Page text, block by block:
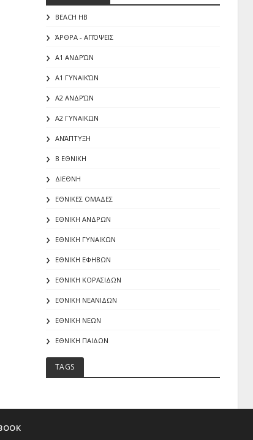
BEACH HB
ΆΡΘΡΑ - ΑΠΌΨΕΙΣ
Α1 ΑΝΔΡΏΝ
Α1 ΓΥΝΑΙΚΏΝ
Α2 ΑΝΔΡΏΝ
Α2 ΓΥΝΑΙΚΩΝ
ΑΝΆΠΤΥΞΗ
Β ΕΘΝΙΚΗ
ΔΙΕΘΝΗ
ΕΘΝΙΚΕΣ ΟΜΑΔΕΣ
ΕΘΝΙΚΗ ΑΝΔΡΩΝ
ΕΘΝΙΚΗ ΓΥΝΑΙΚΩΝ
ΕΘΝΙΚΗ ΕΦΗΒΩΝ
ΕΘΝΙΚΗ ΚΟΡΑΣΙΔΩΝ
ΕΘΝΙΚΗ ΝΕΑΝΙΔΩΝ
ΕΘΝΙΚΗ ΝΕΩΝ
ΕΘΝΙΚΗ ΠΑΙΔΩΝ
TAGS